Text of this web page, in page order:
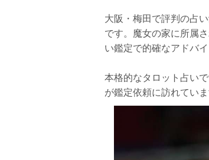
大阪・梅田で評判の占い
です。魔女の家に所属
い鑑定で的確なアドバ
本格的なタロット占いで
が鑑定依頼に訪れていま